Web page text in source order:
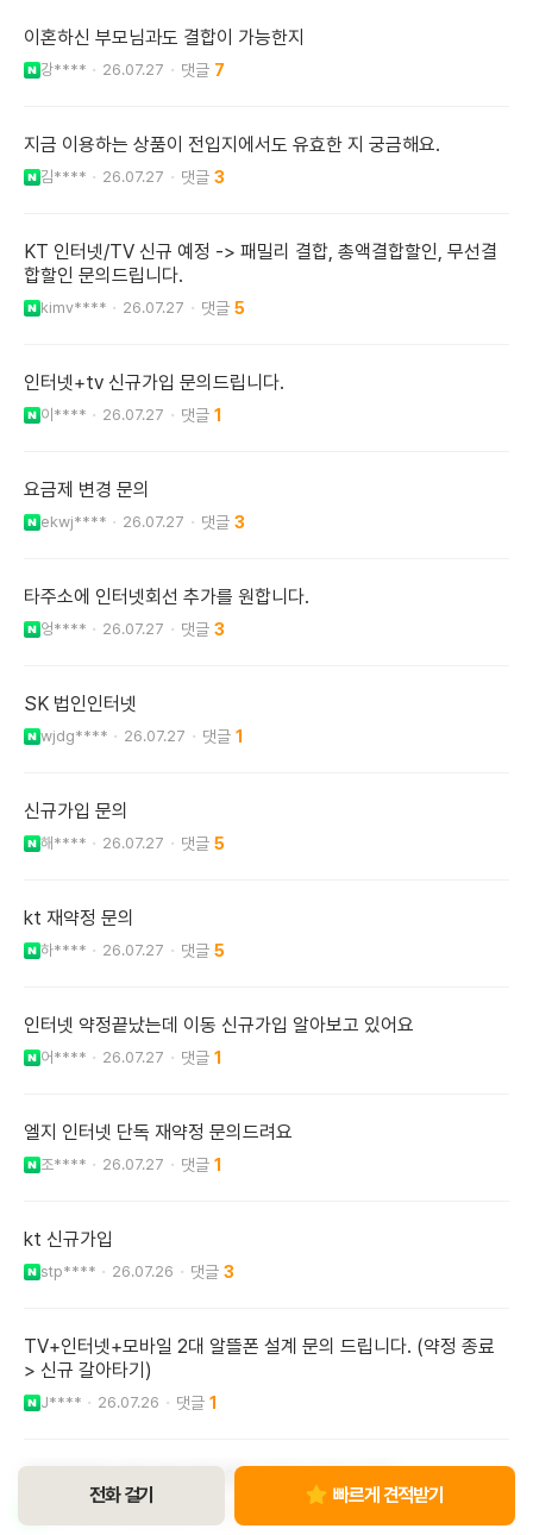
이혼하신 부모님과도 결합이 가능한지
강**** 26.07.27 7
지금 이용하는 상품이 전입지에서도 유효한 지 궁금해요.
김**** 26.07.27 3
KT 인터넷/TV 신규 예정 -> 패밀리 결합, 총액결합할인, 무선결
합할인 문의드립니다.
kimv**** 26.07.27 5
인터넷+tv 신규가입 문의드립니다.
이**** 26.07.27 1
요금제 변경 문의
ekwj**** 26.07.27 3
타주소에 인터넷회선 추가를 원합니다.
엉**** 26.07.27 3
SK 법인인터넷
wjdg**** 26.07.27 1
신규가입 문의
해**** 26.07.27 5
kt 재약정 문의
하**** 26.07.27 5
인터넷 약정끝났는데 이동 신규가입 알아보고 있어요
어**** 26.07.27 1
엘지 인터넷 단독 재약정 문의드려요
조**** 26.07.27 1
kt 신규가입
stp**** 26.07.26 3
TV+인터넷+모바일 2대 알뜰폰 설계 문의 드립니다. (약정 종료
> 신규 갈아타기)
J**** 26.07.26 1
약정 종료로 SK브로드밴드에서 KT로 이동시 문의
26.07.26
전화 걸기 빠르게 견적받기